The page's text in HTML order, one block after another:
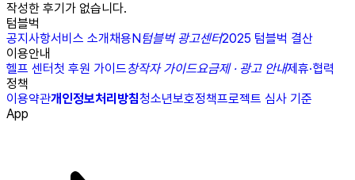
작성한 후기가 없습니다.
텀블벅
공지사항서비스 소개채용N텀블벅 광고센터2025 텀블벅 결산
이용안내
헬프 센터첫 후원 가이드창작자 가이드요금제 · 광고 안내제휴·협력
정책
이용약관개인정보처리방침청소년보호정책프로젝트 심사 기준
App